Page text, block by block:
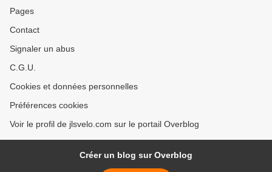
Pages
Contact
Signaler un abus
C.G.U.
Cookies et données personnelles
Préférences cookies
Voir le profil de jlsvelo.com sur le portail Overblog
Créer un blog sur Overblog